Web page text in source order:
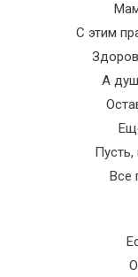
С этим
А
Все